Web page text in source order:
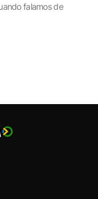
falamos de